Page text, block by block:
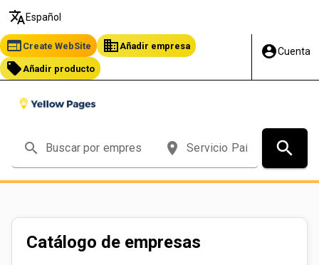
translate Español
web Create WebSite business Añadir empresa
local_offer Añadir producto
account_circleCuenta
search place search
Catálogo de empresas